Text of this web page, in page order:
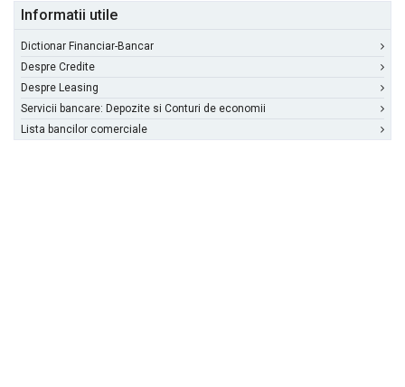
Informatii utile
Dictionar Financiar-Bancar
Despre Credite
Despre Leasing
Servicii bancare: Depozite si Conturi de economii
Lista bancilor comerciale